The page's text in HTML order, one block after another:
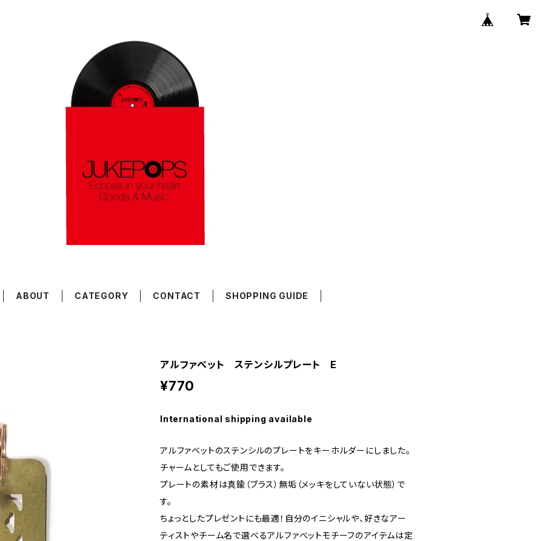
ABOUT CATEGORY CONTACT SHOPPING GUIDE
アルファベット ステンシルプレート E
¥770
International shipping available
アルファベットのステンシルのプレートをキーホルダーにしました。
チャームとしてもご使用できます。
プレートの素材は真鍮（ブラス）無垢（メッキをしていない状態）で
す。
ちょっとしたプレゼントにも最適！自分のイニシャルや、好きなアー
ティストやチーム名で選べるアルファベットモチーフのアイテムは定